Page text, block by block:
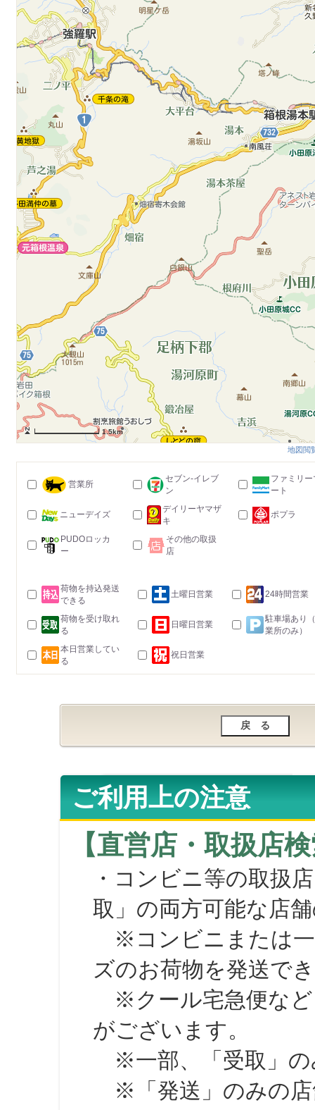
1.5km
地図閲
営業所
セブン-イレブ
ン
ファミリー
ート
ニューデイズ
デイリーヤマザ
キ
ポプラ
PUDOロッカ
ー
その他の取扱
店
荷物を持込発送
できる
土曜日営業 24時間営業
荷物を受け取れ
る
日曜日営業
駐車場あり
業所のみ）
本日営業してい
る
祝日営業
ご利用上の注意
【直営店・取扱店
・コンビニ等の取扱
取」の両方可能な店
※コンビニまたは一
ズのお荷物を発送で
※クール宅急便など
がございます。
※一部、「受取」の
※「発送」のみの店